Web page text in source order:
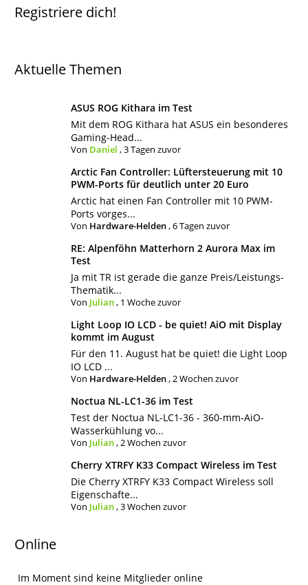
Registriere dich!
Aktuelle Themen
ASUS ROG Kithara im Test
Mit dem ROG Kithara hat ASUS ein besonderes
Gaming-Head...
Von Daniel ,3 Tagen zuvor
Arctic Fan Controller: Lüftersteuerung mit 10
PWM-Ports für deutlich unter 20 Euro
Arctic hat einen Fan Controller mit 10 PWM-
Ports vorges...
Von Hardware-Helden,6 Tagen zuvor
RE: Alpenföhn Matterhorn 2 Aurora Max im
Test
Ja mit TR ist gerade die ganze Preis/Leistungs-
Thematik...
Von Julian, 1 Woche zuvor
Light Loop IO LCD - be quiet! AiO mit Display
kommt im August
Für den 11. August hat be quiet! die Light Loop
IO LCD ...
Von Hardware-Helden,2 Wochen zuvor
Noctua NL-LC1-36 im Test
Test der Noctua NL-LC1-36 - 360-mm-AiO-
Wasserkühlung vo...
Von Julian,2 Wochen zuvor
Cherry XTRFY K33 Compact Wireless im Test
Die Cherry XTRFY K33 Compact Wireless soll
Eigenschafte...
Von Julian,3 Wochen zuvor
Online
Im Moment sind keine Mitglieder online